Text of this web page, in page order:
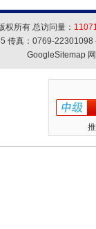
权所有 总访问量：
传真：0769-
GoogleSitemap网